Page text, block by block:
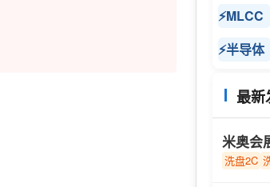
⚡MLCC
⚡半导体
最新
米奥会
洗盘2C